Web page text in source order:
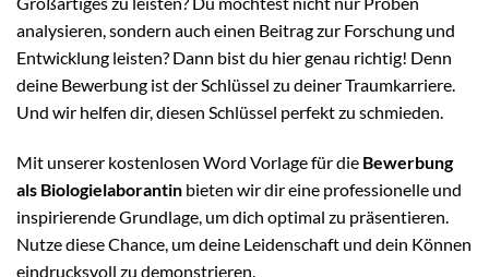
analysieren, sondern auch einen Beitrag zur Forschung und
Entwicklung leisten? Dann bist du hier genau richtig! Denn
deine Bewerbung ist der Schlüssel zu deiner Traumkarriere.
Und wir helfen dir, diesen Schlüssel perfekt zu schmieden.
Mit unserer kostenlosen Word Vorlage für die Bewerbung
als Biologielaborantin bieten wir dir eine professionelle und
inspirierende Grundlage, um dich optimal zu präsentieren.
Nutze diese Chance, um deine Leidenschaft und dein Können
eindrucksvoll zu demonstrieren.